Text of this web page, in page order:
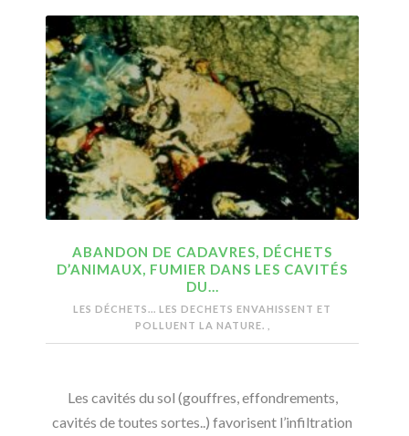
ABANDON DE CADAVRES, DÉCHETS
D’ANIMAUX, FUMIER DANS LES CAVITÉS
DU…
LES DÉCHETS... LES DECHETS ENVAHISSENT ET
POLLUENT LA NATURE.
Les cavités du sol (gouffres, effondrements,
cavités de toutes sortes..) favorisent l’infiltration